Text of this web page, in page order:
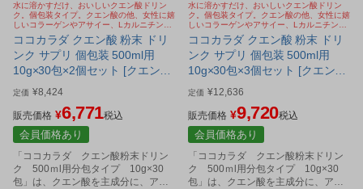
水に溶かすだけ、おいしいクエン酸ドリン
ク。個包装タイプ。クエン酸の他、女性に嬉
しいコラーゲンやアサイー、Lカルニチンな
どを配合。今SNSで話題のクエン酸 ババア
の粉
ココカラダ クエン酸 粉末 ドリ
ンク サプリ 個包装 500ml用
10g×30包×2個セット [クエン酸
飲料/水に溶かす]
定価 ¥8,424
販売価格 ¥6,771税込
会員価格あり
「ココカラダ クエン酸粉末ドリン
ク 500ｍl用分包タイプ 10g×30
包」は、クエン酸を主成分に、アマ
水に溶かすだけ、おいしいクエン酸ドリン
ク。個包装タイプ。クエン酸の他、女性に嬉
しいコラーゲンやアサイー、Lカルニチンな
どを配合。今SNSで話題のクエン酸 ババア
の粉
ココカラダ クエン酸 粉末 ドリ
ンク サプリ 個包装 500ml用
10g×30包×3個セット [クエン酸
飲料/水に溶かす]
定価 ¥12,636
販売価格 ¥9,720税込
会員価格あり
「ココカラダ クエン酸粉末ドリン
ク 500ｍl用分包タイプ 10g×30
包」は、クエン酸を主成分に、アマ